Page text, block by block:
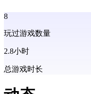
8
玩过游戏数量
2.8小时
总游戏时长